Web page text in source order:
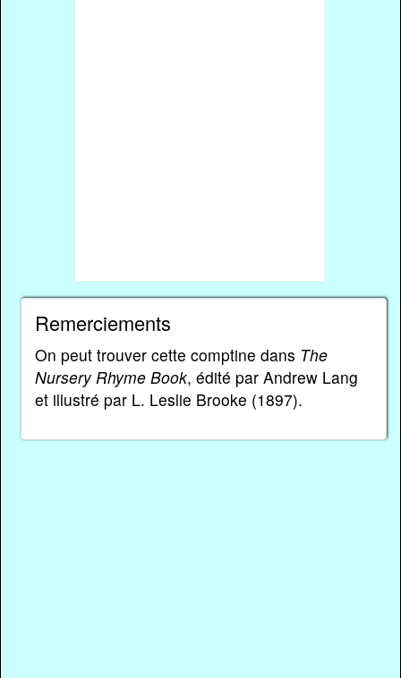
Remerciements
On peut trouver cette comptine dans The
Nursery Rhyme Book, édité par Andrew Lang
et illustré par L. Leslie Brooke (1897).